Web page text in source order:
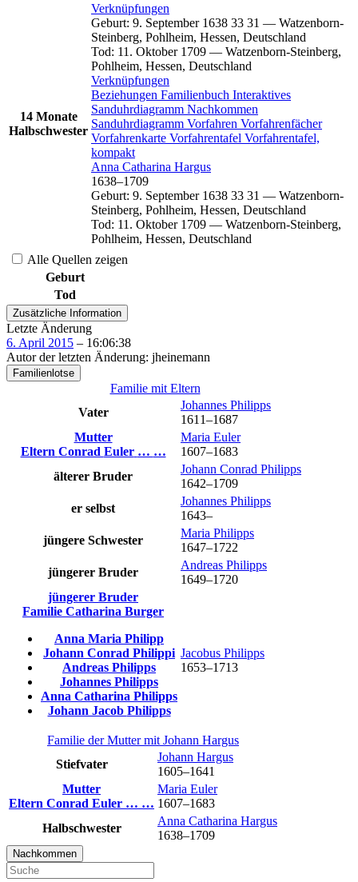
14 Monate
Halbschwester
Verknüpfungen
Geburt: 9. September 1638 33 31 — Watzenborn-
Steinberg, Pohlheim, Hessen, Deutschland
Tod: 11. Oktober 1709 — Watzenborn-Steinberg,
Pohlheim, Hessen, Deutschland
Verknüpfungen
Beziehungen Familienbuch Interaktives
Sanduhrdiagramm Nachkommen
Sanduhrdiagramm Vorfahren Vorfahrenfächer
Vorfahrenkarte Vorfahrentafel Vorfahrentafel,
kompakt
Anna Catharina Hargus
1638–1709
Geburt: 9. September 1638 33 31 — Watzenborn-
Steinberg, Pohlheim, Hessen, Deutschland
Tod: 11. Oktober 1709 — Watzenborn-Steinberg,
Pohlheim, Hessen, Deutschland
Alle Quellen zeigen
Geburt
Tod
Zusätzliche Information
Letzte Änderung
6. April 2015 – 16:06:38
Autor der letzten Änderung: jheinemann
Familienlotse
Familie mit Eltern
Vater
Johannes Philipps
1611–1687
Mutter
Eltern Conrad Euler … …
Maria Euler
1607–1683
älterer Bruder
Johann Conrad Philipps
1642–1709
er selbst
Johannes Philipps
1643–
jüngere Schwester
Maria Philipps
1647–1722
jüngerer Bruder
Andreas Philipps
1649–1720
jüngerer Bruder
Familie Catharina Burger
Anna Maria Philipp
Johann Conrad Philippi
Andreas Philipps
Johannes Philipps
Anna Catharina Philipps
Johann Jacob Philipps
Jacobus Philipps
1653–1713
Familie der Mutter mit Johann Hargus
Stiefvater
Johann Hargus
1605–1641
Mutter
Eltern Conrad Euler … …
Maria Euler
1607–1683
Halbschwester
Anna Catharina Hargus
1638–1709
Nachkommen